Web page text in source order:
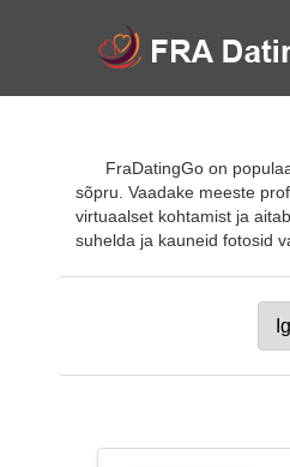
FraDatingGo on
sõpru. Vaadake meeste
virtuaalset kohtamist ja
suhelda ja kauneid fotosid